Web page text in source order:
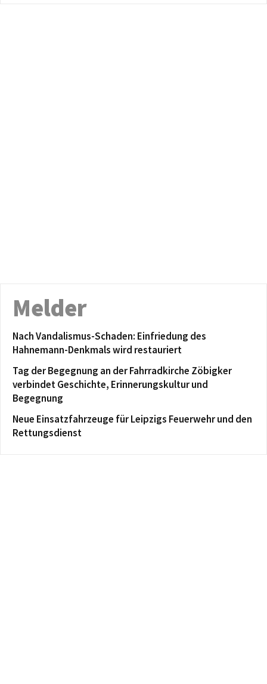
Melder
Nach Vandalismus-Schaden: Einfriedung des
Hahnemann-Denkmals wird restauriert
Tag der Begegnung an der Fahrradkirche Zöbigker
verbindet Geschichte, Erinnerungskultur und
Begegnung
Neue Einsatzfahrzeuge für Leipzigs Feuerwehr und den
Rettungsdienst